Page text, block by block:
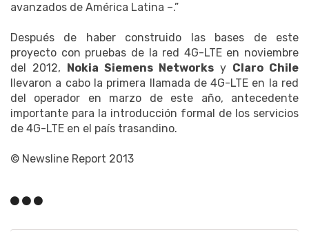
avanzados de América Latina –.”
Después de haber construido las bases de este
proyecto con pruebas de la red 4G-LTE en noviembre
del 2012, Nokia Siemens Networks y Claro Chile
llevaron a cabo la primera llamada de 4G-LTE en la red
del operador en marzo de este año, antecedente
importante para la introducción formal de los servicios
de 4G-LTE en el país trasandino.
© Newsline Report 2013